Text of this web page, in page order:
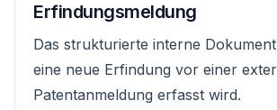
Erfindungsmeldung
Das strukturierte interne
eine neue Erfindung vor einer
Patentanmeldung erfasst wird.